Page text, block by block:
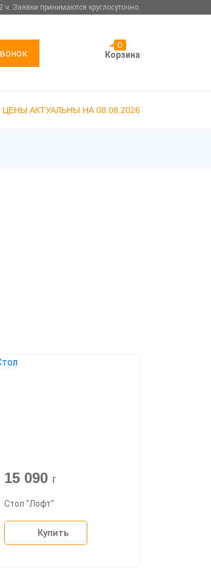
Заявки принимаются круглосуточно.
0
Корзина
ЦЕНЫ АКТУАЛЬНЫ НА 08.08.2026
15 090 г
Стол "Лофт"
Купить